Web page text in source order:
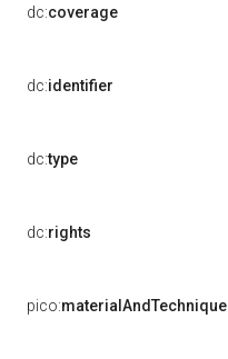
dc:coverage
dc:identifier
dc:type
dc:rights
pico:materialAndTechnique